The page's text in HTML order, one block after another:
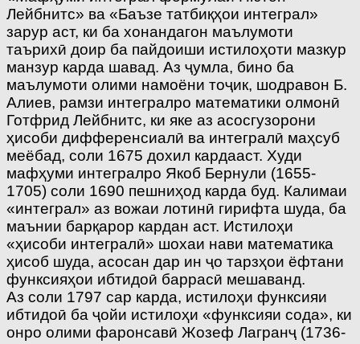
Лейбнитс» ва «Баъзе татбиқҳои интеграл»
зарур аст, ки ба хонандагон маълумоти
таърихӣ доир ба пайдоиши истилоҳоти мазкур
манзур карда шавад. Аз ҷумла, бино ба
маълумоти олими намоёни тоҷик, шодравон Б.
Алиев, рамзи интегралро математики олмонӣ
Готфрид Лейбнитс, ки яке аз асосгузорони
ҳисоби дифференсиалӣ ва интегралӣ маҳсуб
меёбад, соли 1675 дохил кардааст. Худи
мафҳуми интегралро Якоб Бернули (1655-
1705) соли 1690 пешниҳод карда буд. Калимаи
«интеграл» аз вожаи лотинӣ гирифта шуда, ба
маънии барқарор кардан аст. Истилоҳи
«ҳисоби интегралӣ» шохаи нави математика
ҳисоб шуда, асосан дар ин ҷо тарзҳои ёфтани
функсияҳои ибтидоӣ баррасӣ мешаванд.
Аз соли 1797 сар карда, истилоҳи функсияи
ибтидоӣ ба ҷойи истилоҳи «функсияи сода», ки
онро олими фаронсавӣ Жозеф Лагранҷ (1736-